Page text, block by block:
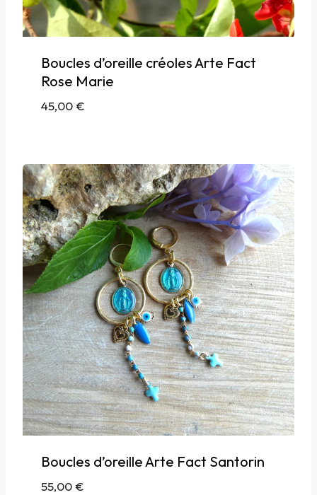
Boucles d’oreille créoles Arte Fact
Rose Marie
45,00€
Boucles d’oreille Arte Fact Santorin
55,00€